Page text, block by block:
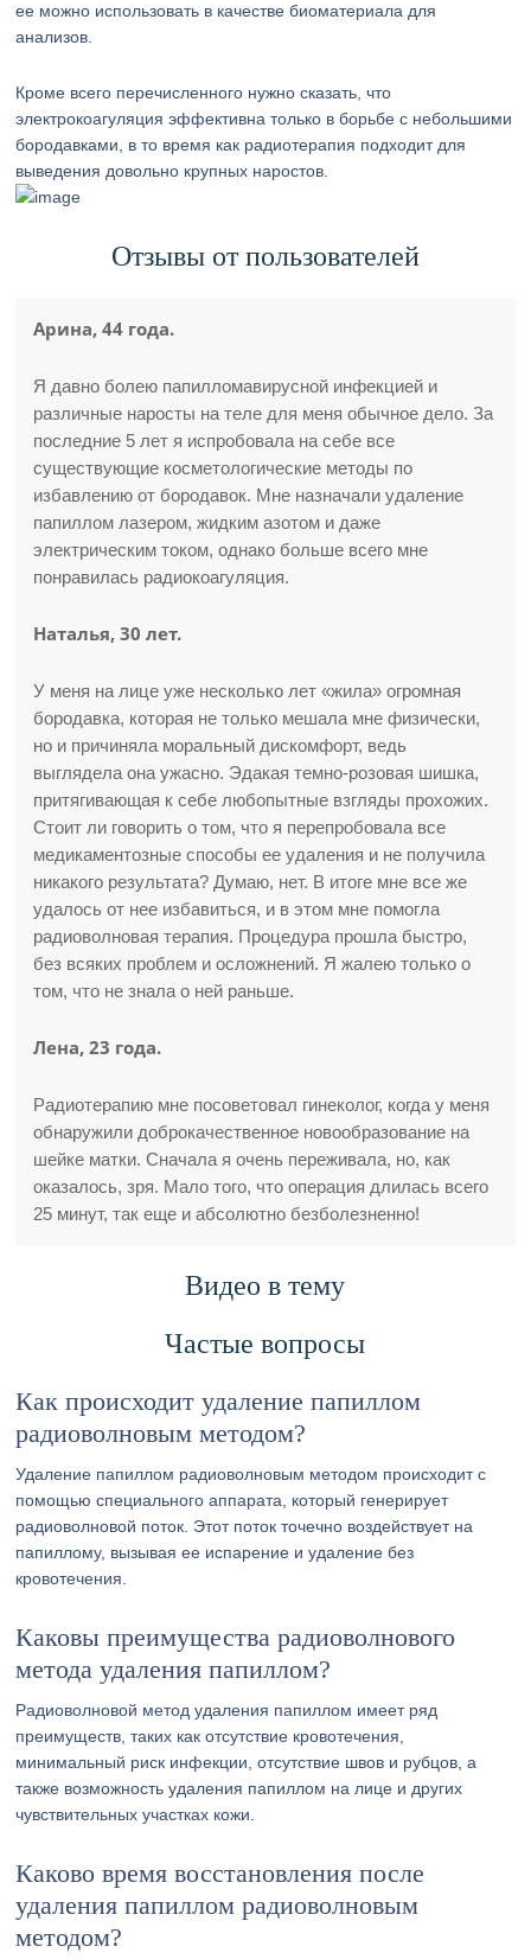
ее можно использовать в качестве биоматериала для
анализов.
Кроме всего перечисленного нужно сказать, что
электрокоагуляция эффективна только в борьбе с небольшими
бородавками, в то время как радиотерапия подходит для
выведения довольно крупных наростов.
Отзывы от пользователей
Арина, 44 года.
Я давно болею папилломавирусной инфекцией и
различные наросты на теле для меня обычное дело. За
последние 5 лет я испробовала на себе все
существующие косметологические методы по
избавлению от бородавок. Мне назначали удаление
папиллом лазером, жидким азотом и даже
электрическим током, однако больше всего мне
понравилась радиокоагуляция.
Наталья, 30 лет.
У меня на лице уже несколько лет «жила» огромная
бородавка, которая не только мешала мне физически,
но и причиняла моральный дискомфорт, ведь
выглядела она ужасно. Эдакая темно-розовая шишка,
притягивающая к себе любопытные взгляды прохожих.
Стоит ли говорить о том, что я перепробовала все
медикаментозные способы ее удаления и не получила
никакого результата? Думаю, нет. В итоге мне все же
удалось от нее избавиться, и в этом мне помогла
радиоволновая терапия. Процедура прошла быстро,
без всяких проблем и осложнений. Я жалею только о
том, что не знала о ней раньше.
Лена, 23 года.
Радиотерапию мне посоветовал гинеколог, когда у меня
обнаружили доброкачественное новообразование на
шейке матки. Сначала я очень переживала, но, как
оказалось, зря. Мало того, что операция длилась всего
25 минут, так еще и абсолютно безболезненно!
Видео в тему
Частые вопросы
Как происходит удаление папиллом
радиоволновым методом?
Удаление папиллом радиоволновым методом происходит с
помощью специального аппарата, который генерирует
радиоволновой поток. Этот поток точечно воздействует на
папиллому, вызывая ее испарение и удаление без
кровотечения.
Каковы преимущества радиоволнового
метода удаления папиллом?
Радиоволновой метод удаления папиллом имеет ряд
преимуществ, таких как отсутствие кровотечения,
минимальный риск инфекции, отсутствие швов и рубцов, а
также возможность удаления папиллом на лице и других
чувствительных участках кожи.
Каково время восстановления после
удаления папиллом радиоволновым
методом?